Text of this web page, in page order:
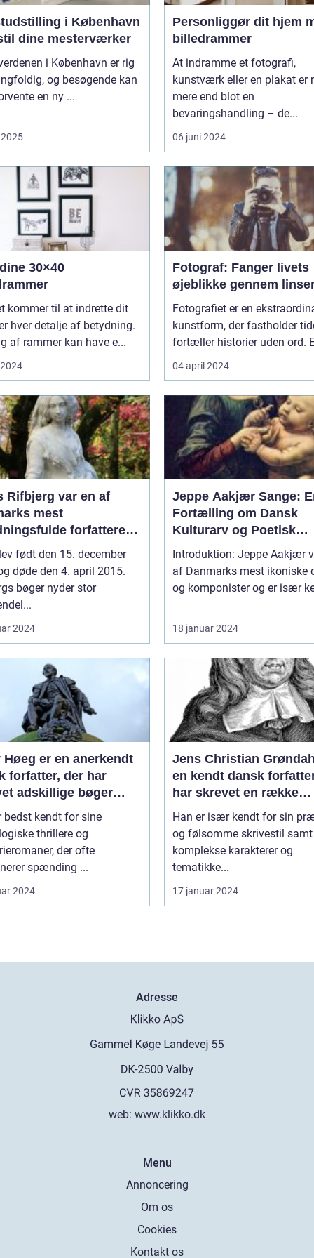
i København
dine mesterværker
i København er rig
og besøgende kan
en ny ...
Personliggør dit hjem
billedrammer
At indramme et fotografi,
kunstværk eller en plakat er
mere end blot en
bevaringshandling – de...
06 juni 2024
30×40
kommer til at indrette dit
hver detalje af betydning.
af rammer kan have e...
Fotograf: Fanger livets
øjeblikke gennem
Fotografiet er en
kunstform, der fastholder
fortæller historier uden ord.
04 april 2024
Rifbjerg var en af
mest
forfattere
født den 15. december
døde den 4. april 2015.
bøger nyder stor
2024
Jeppe Aakjær Sange:
Fortælling om Dansk
Kulturarv og Poetisk
Skønhed
Introduktion: Jeppe Aakjær
af Danmarks mest ikoniske
og komponister og er især
18 januar 2024
Høeg er en anerkendt
forfatter, der har
adskillige bøger
for forskellige genrer
bedst kendt for sine
thrillere og
der ofte
spænding ...
2024
Jens Christian
en kendt dansk
har skrevet en række
populære bøger
Han er især kendt for sin
og følsomme skrivestil
komplekse karakterer og
tematikke...
17 januar 2024
Adresse
web: www.klikko.dk
Menu
Annoncering
Om os
Cookies
Kontakt os